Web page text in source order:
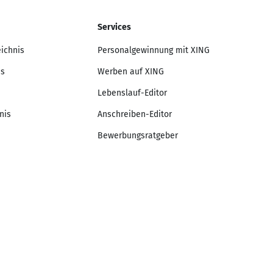
Services
Personalgewinnung mit XING
Werben auf XING
Lebenslauf-Editor
Anschreiben-Editor
Bewerbungsratgeber